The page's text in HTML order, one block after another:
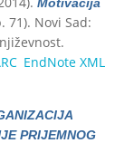
71). Novi Sad:
EndNote XML
PRIJEMNOG